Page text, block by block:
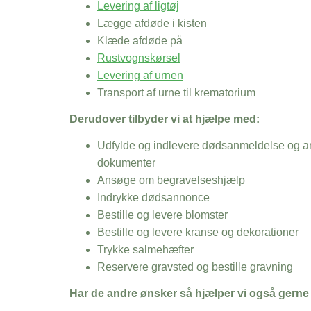
Levering af ligtøj
Lægge afdøde i kisten
Klæde afdøde på
Rustvognskørsel
Levering af urnen
Transport af urne til krematorium
Derudover tilbyder vi at hjælpe med:
Udfylde og indlevere dødsanmeldelse og
dokumenter
Ansøge om begravelseshjælp
Indrykke dødsannonce
Bestille og levere blomster
Bestille og levere kranse og dekorationer
Trykke salmehæfter
Reservere gravsted og bestille gravning
Har de andre ønsker så hjælper vi også gerne